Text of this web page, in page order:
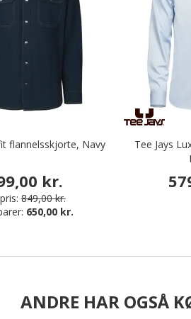
flannelsskjorte, Navy
kr.
849,00 kr.
650,00 kr.
Tee Jays
ANDRE HAR OGSÅ